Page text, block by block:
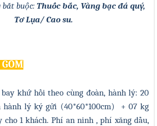
buộc: Thuốc bắc, Vàng bạc đá quý,
Tơ Lụa/ Cao su.
bay khứ hồi theo cùng đoàn, hành lý: 20
hành lý ký gửi (40*60*100cm) + 07 kg
cho 1 khách. Phí an ninh , phí xăng dầu,